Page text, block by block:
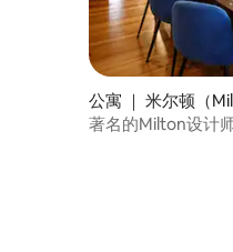
公寓 ｜ 米尔顿（
著名的Milton设计